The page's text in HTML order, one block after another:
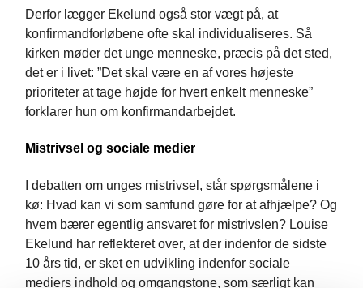
Derfor lægger Ekelund også stor vægt på, at
konfirmandforløbene ofte skal individualiseres. Så
kirken møder det unge menneske, præcis på det sted,
det er i livet: ”Det skal være en af vores højeste
prioriteter at tage højde for hvert enkelt menneske”
forklarer hun om konfirmandarbejdet.
Mistrivsel og sociale medier
I debatten om unges mistrivsel, står spørgsmålene i
kø: Hvad kan vi som samfund gøre for at afhjælpe? Og
hvem bærer egentlig ansvaret for mistrivslen? Louise
Ekelund har reflekteret over, at der indenfor de sidste
10 års tid, er sket en udvikling indenfor sociale
mediers indhold og omgangstone, som særligt kan